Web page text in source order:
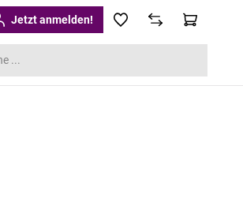
Jetzt anmelden!